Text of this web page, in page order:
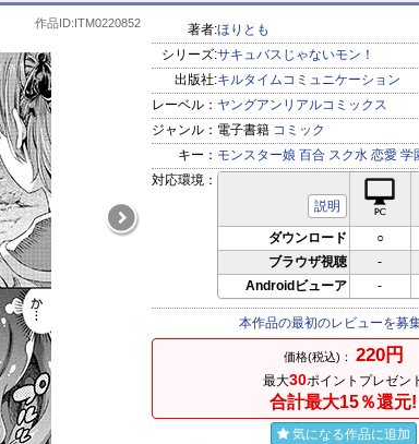
作品ID:ITM0220852 著者:ほりとも
シリーズ:サキュバスじゃないモン！
出版社:キルタイムコミュニケーション
レーベル： ヤングアンリアルコミックス
ジャンル： 電子書籍 コミック
キー： モンスター娘 百合 スク水 恋愛 学
対応環境：
説明
ダウンロード ○
ブラウザ視聴
-
Androidビューア
-
本作品の最初のレビューを募
価格(税込)： 220円
最大30ポイントプレゼン
合計最大15％還元!
気になる作品に追加